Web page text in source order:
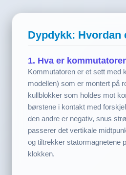
Dypdykk: Hvordan
1. Hva er
Kommutatoren er et sett med
modellen) som er montert på
kullblokker som holdes mot
børstene i kontakt med
den andre er negativ, snus
passerer det vertikale
og tiltrekker statormagnetene
klokken.